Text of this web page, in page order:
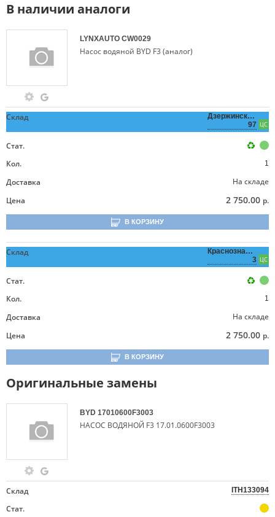
В наличии аналоги
LYNXAUTO CW0029
Насос водяной BYD F3 (аналог)
Склад
Дзержинского,
97 ЦС
Стат.
Кол.
1
Доставка
На складе
Цена
2 750.00 р.
В КОРЗИНУ
Склад
Краснознаменная,
3 ЦС
Стат.
Кол.
1
Доставка
На складе
Цена
2 750.00 р.
В КОРЗИНУ
Оригинальные замены
BYD 17010600F3003
НАСОС ВОДЯНОЙ F3 17.01.0600F3003
Склад ITH133094
Стат.